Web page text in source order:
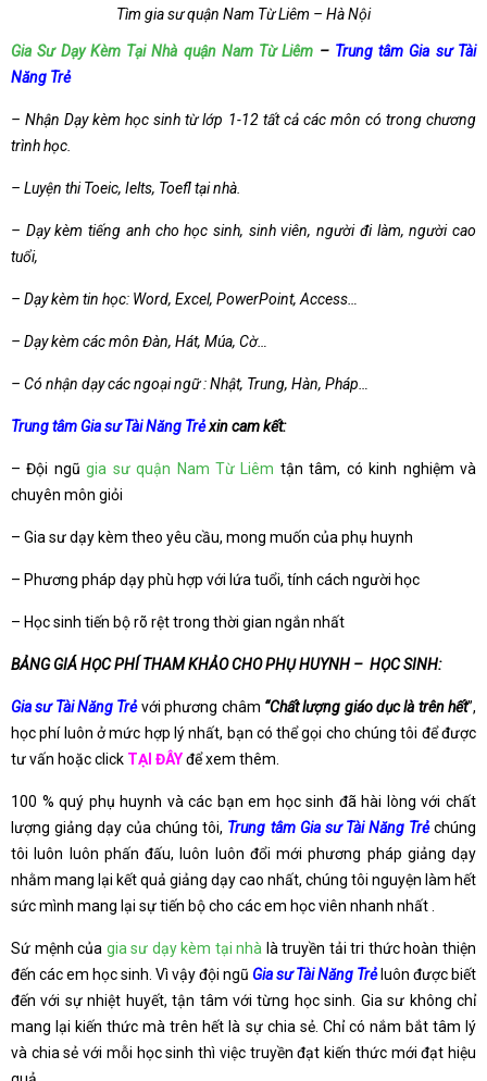
Tìm gia sư quận Nam Từ Liêm – Hà Nội
Gia Sư Dạy Kèm Tại Nhà quận Nam Từ Liêm – Trung tâm Gia sư Tài
Năng Trẻ
– Nhận Dạy kèm học sinh từ lớp 1-12 tất cả các môn có trong chương
trình học.
– Luyện thi Toeic, Ielts, Toefl tại nhà.
– Dạy kèm tiếng anh cho học sinh, sinh viên, người đi làm, người cao
tuổi,
– Dạy kèm tin học: Word, Excel, PowerPoint, Access…
– Dạy kèm các môn Đàn, Hát, Múa, Cờ…
– Có nhận dạy các ngoại ngữ : Nhật, Trung, Hàn, Pháp…
Trung tâm Gia sư Tài Năng Trẻxin cam kết:
– Đội ngũgia sư quận Nam Từ Liêm tận tâm, có kinh nghiệm và
chuyên môn giỏi
– Gia sư dạy kèm theo yêu cầu, mong muốn của phụ huynh
– Phương pháp dạy phù hợp với lứa tuổi, tính cách người học
– Học sinh tiến bộ rõ rệt trong thời gian ngắn nhất
BẢNG GIÁ HỌC PHÍ THAM KHẢO CHO PHỤ HUYNH – HỌC SINH:
Gia sư Tài Năng Trẻvới phương châm “Chất lượng giáo dục là trên hết”,
học phí luôn ở mức hợp lý nhất, bạn có thể gọi cho chúng tôi để được
tư vấn hoặc click TẠI ĐÂYđể xem thêm.
100 % quý phụ huynh và các bạn em học sinh đã hài lòng với chất
lượng giảng dạy của chúng tôi, Trung tâm Gia sư Tài Năng Trẻ chúng
tôi luôn luôn phấn đấu, luôn luôn đổi mới phương pháp giảng dạy
nhằm mang lại kết quả giảng dạy cao nhất, chúng tôi nguyện làm hết
sức mình mang lại sự tiến bộ cho các em học viên nhanh nhất .
Sứ mệnh của gia sư dạy kèm tại nhà là truyền tải tri thức hoàn thiện
đến các em học sinh. Vì vậy đội ngũ Gia sư Tài Năng Trẻ luôn được biết
đến với sự nhiệt huyết, tận tâm với từng học sinh. Gia sư không chỉ
mang lại kiến thức mà trên hết là sự chia sẻ. Chỉ có nắm bắt tâm lý
và chia sẻ với mỗi học sinh thì việc truyền đạt kiến thức mới đạt hiệu